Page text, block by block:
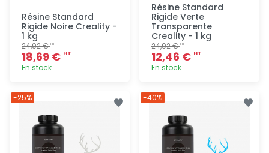
Résine Standard
Rigide Noire Creality -
1 kg
24,92 €HT
18,69 € HT
En stock
Résine Standard
Rigide Verte
Transparente
Creality - 1 kg
24,92 €HT
12,46 € HT
En stock
-25% -40%